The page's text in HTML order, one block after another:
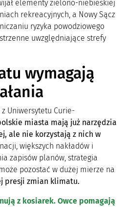
elementy zielono-niebieskiej
rekreacyjnych, a Nowy Sącz
ryzyka powodziowego
uwzględniające strefy
wymagają
Uniwersytetu Curie-
miasta mają już narzędzia
ale nie korzystają z nich w
większych nakładów i
zapisów planów, strategia
pozostać w dużej mierze na
presji zmian klimatu.
z kosiarek. Owce pomagają